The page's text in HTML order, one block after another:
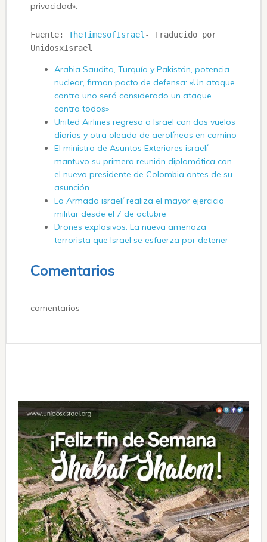
privacidad».
Fuente: TheTimesofIsrael- Traducido por
UnidosxIsrael
Arabia Saudita, Turquía y Pakistán, potencia
nuclear, firman pacto de defensa: «Un ataque
contra uno será considerado un ataque
contra todos»
United Airlines regresa a Israel con dos vuelos
diarios y otra oleada de aerolíneas en camino
El ministro de Asuntos Exteriores israelí
mantuvo su primera reunión diplomática con
el nuevo presidente de Colombia antes de su
asunción
La Armada israelí realiza el mayor ejercicio
militar desde el 7 de octubre
Drones explosivos: La nueva amenaza
terrorista que Israel se esfuerza por detener
Comentarios
comentarios